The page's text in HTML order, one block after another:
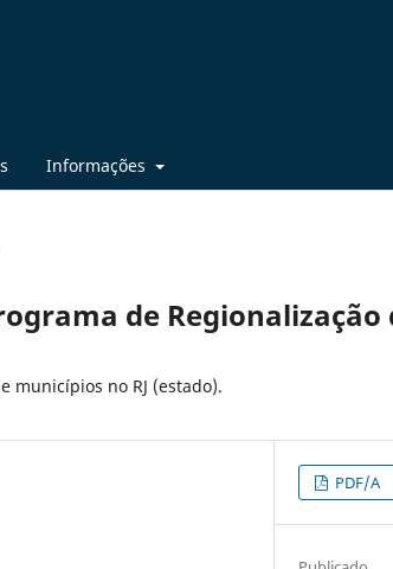
Informações
de
municípios no RJ (estado).
PDF/A